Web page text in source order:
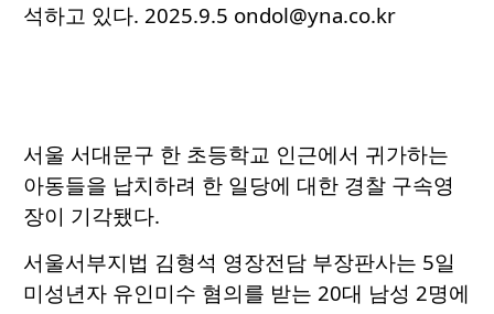
석하고 있다. 2025.9.5 ondol@yna.co.kr
서울 서대문구 한 초등학교 인근에서 귀가하는
아동들을 납치하려 한 일당에 대한 경찰 구속영
장이 기각됐다.
서울서부지법 김형석 영장전담 부장판사는 5일
미성년자 유인미수 혐의를 받는 20대 남성 2명에